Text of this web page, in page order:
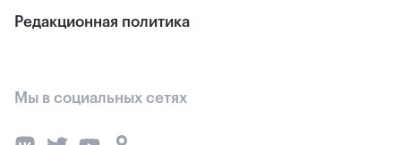
Редакционная политика
Мы в социальных сетях